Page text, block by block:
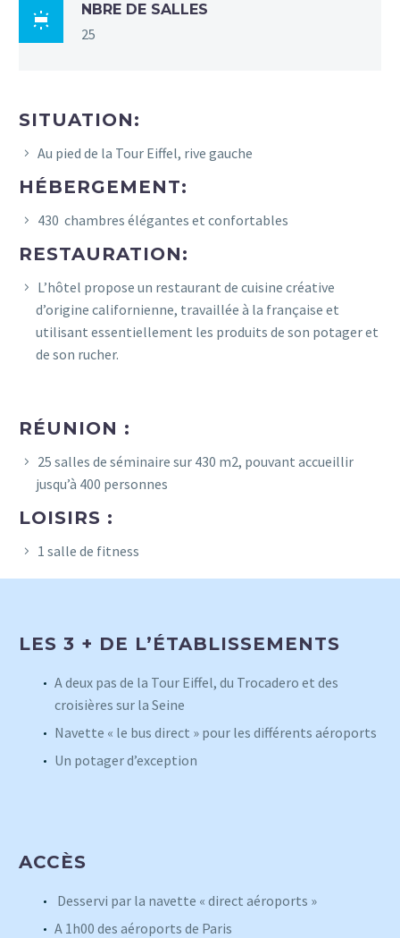

NBRE DE SALLES
25
SITUATION:
Au pied de la Tour Eiffel, rive gauche
HÉBERGEMENT:
430 chambres élégantes et confortables
RESTAURATION:
L’hôtel propose un restaurant de cuisine créative
d’origine californienne, travaillée à la française et
utilisant essentiellement les produits de son potager et
de son rucher.
RÉUNION :
25 salles de séminaire sur 430 m2, pouvant accueillir
jusqu’à 400 personnes
LOISIRS :
1 salle de fitness
LES 3 + DE L’ÉTABLISSEMENTS
A deux pas de la Tour Eiffel, du Trocadero et des
croisières sur la Seine
Navette « le bus direct » pour les différents aéroports
Un potager d’exception
ACCÈS
Desservi par la navette « direct aéroports »
A 1h00 des aéroports de Paris